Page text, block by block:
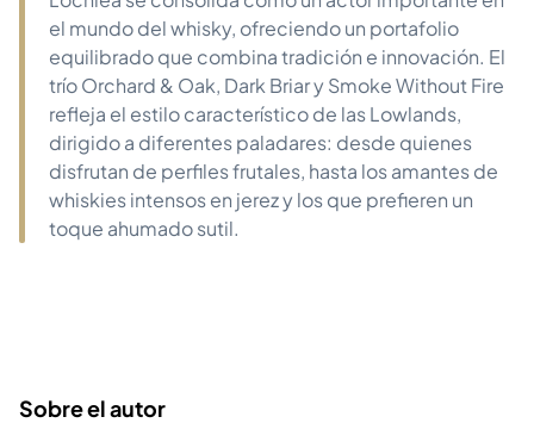
el mundo del whisky, ofreciendo un portafolio
equilibrado que combina tradición e innovación. El
trío Orchard & Oak, Dark Briar y Smoke Without Fire
refleja el estilo característico de las Lowlands,
dirigido a diferentes paladares: desde quienes
disfrutan de perfiles frutales, hasta los amantes de
whiskies intensos en jerez y los que prefieren un
toque ahumado sutil.
Sobre el autor